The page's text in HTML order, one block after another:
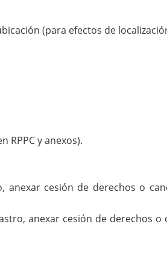
(para efectos de
y anexos).
cesión de derechos o
anexar cesión de derechos o